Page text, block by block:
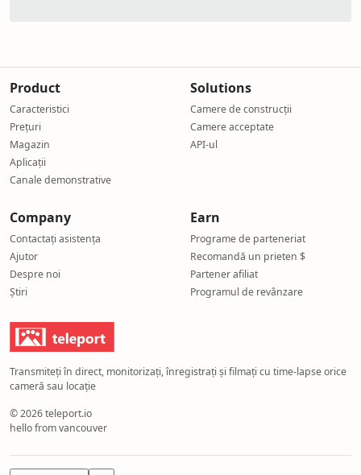
Construction site camera with automatic time-lapse
Remote property surveillance and long-term video
Market projects by showcasing live construction
DSLR and webcam cloud recording with second-by-
Live stream and record any outdoor or indoor camera
Embed a live camera player on your own website
Cloud-based IP camera solution — no DVR, NVR or local
Wildlife, weather and event monitoring with scheduled
Off-grid cabin or beach house, driveway or garden
Product
Caracteristici
Prețuri
Magazin
Aplicații
Canale demonstrative
Solutions
Camere de construcții
Camere acceptate
API-ul
Company
Contactați asistența
Ajutor
Despre noi
Știri
Earn
Programe de parteneriat
Recomandă un prieten $
Partener afiliat
Programul de revânzare
Transmiteți în direct, monitorizați, înregistrați și filmați cu time-lapse orice
cameră sau locație
© 2026 teleport.io
hello from vancouver